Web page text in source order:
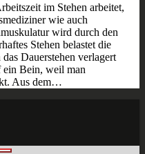
im Stehen arbeitet,
wie auch
wird durch den
Stehen belastet die
Dauerstehen verlagert
ein Bein, weil man
Aus dem…